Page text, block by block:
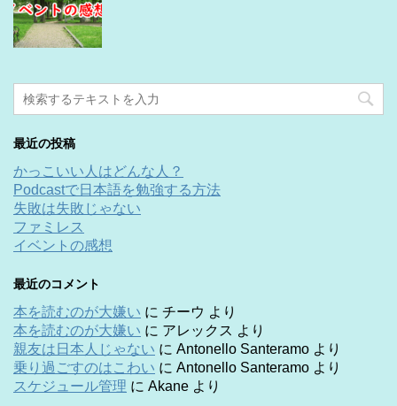
最近の投稿
かっこいい人はどんな人？
Podcastで日本語を勉強する方法
失敗は失敗じゃない
ファミレス
イベントの感想
最近のコメント
本を読むのが大嫌い に チーウ より
本を読むのが大嫌い に アレックス より
親友は日本人じゃない に Antonello Santeramo より
乗り過ごすのはこわい に Antonello Santeramo より
スケジュール管理 に Akane より